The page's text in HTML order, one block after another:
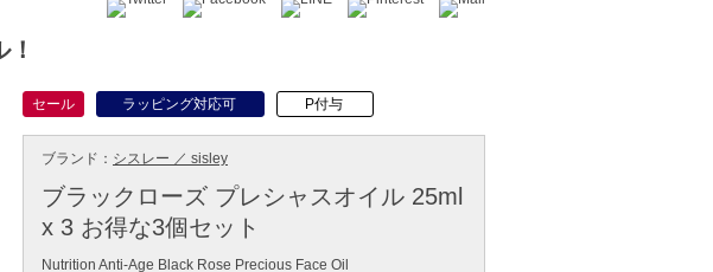
セール ラッピング対応可 P付与
ブランド： シスレー ／ sisley
ブラックローズ プレシャスオイル 25ml
x 3 お得な3個セット
Nutrition Anti-Age Black Rose Precious Face Oil